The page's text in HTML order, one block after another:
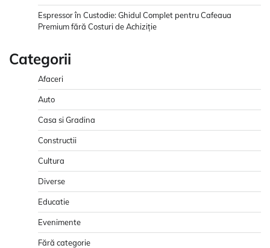
Espressor în Custodie: Ghidul Complet pentru Cafeaua
Premium fără Costuri de Achiziție
Categorii
Afaceri
Auto
Casa si Gradina
Constructii
Cultura
Diverse
Educatie
Evenimente
Fără categorie